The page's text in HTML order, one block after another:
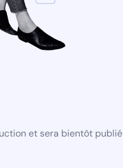
et sera bientôt publié